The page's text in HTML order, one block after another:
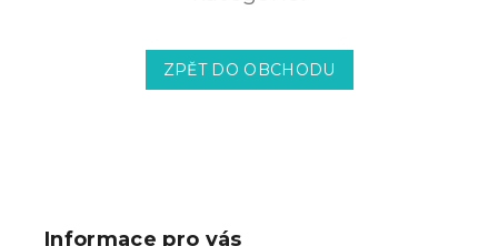
ZPĚT DO OBCHODU
Informace pro vás